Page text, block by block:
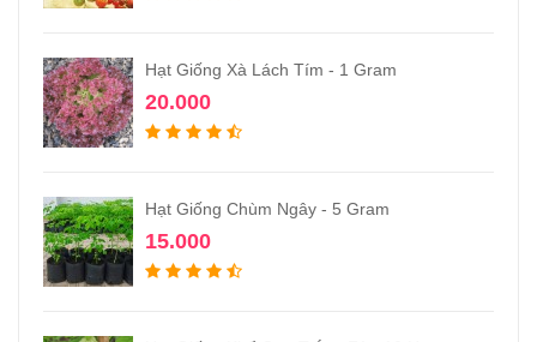
Hạt Giống Xà Lách Tím - 1 Gram
20.000
Hạt Giống Chùm Ngây - 5 Gram
15.000